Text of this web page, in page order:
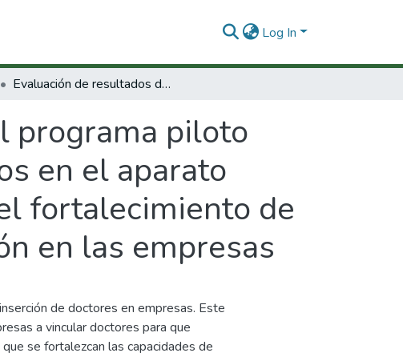
Log In
Evaluación de resultados del programa piloto inserción laboral de doctores colombianos en el aparato productivo en términos de la creación y el fortalecimiento de capacidades de investigación e innovación en las empresas
programa piloto
en el aparato
fortalecimiento de
en las empresas
de doctores en empresas. Este
a vincular doctores para que
se fortalezcan las capacidades de